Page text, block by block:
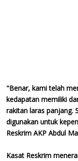
"Benar, kami telah
kedapatan memiliki
rakitan laras panjang.
digunakan untuk
Reskrim AKP Abdul
Kasat Reskrim